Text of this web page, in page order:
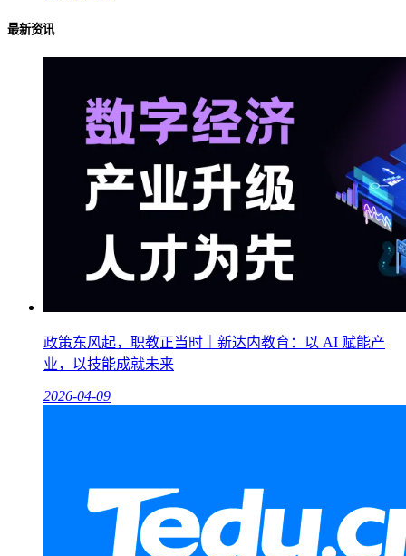
最新资讯
政策东风起，职教正当时｜新达内教育：以 AI 赋能产
业，以技能成就未来
2026-04-09